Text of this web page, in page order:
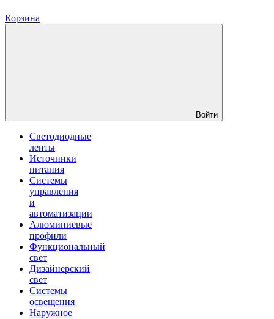
Корзина
Войти
Светодиодные
ленты
Источники
питания
Системы
управления
и
автоматизации
Алюминиевые
профили
Функциональный
свет
Дизайнерский
свет
Системы
освещения
Наружное